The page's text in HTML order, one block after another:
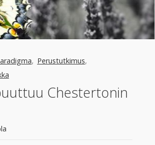
, Perustutkimus,
Chestertonin